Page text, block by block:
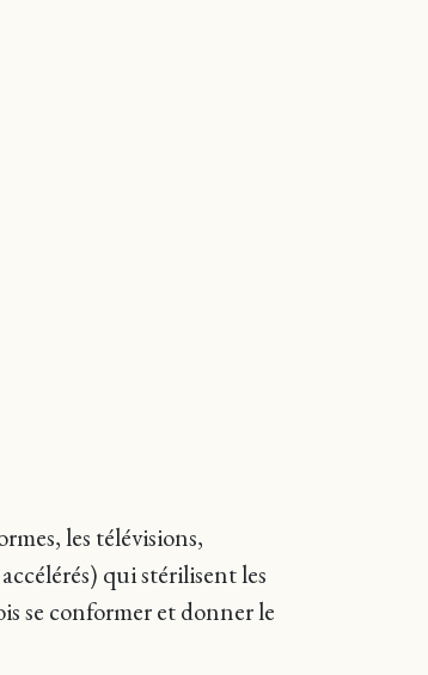
les télévisions,
qui stérilisent les
se conformer et donner le